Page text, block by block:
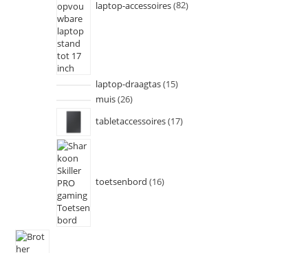
laptop-accessoires 82
laptop-draagtas 15
muis 26
tabletaccessoires 17
toetsenbord 16